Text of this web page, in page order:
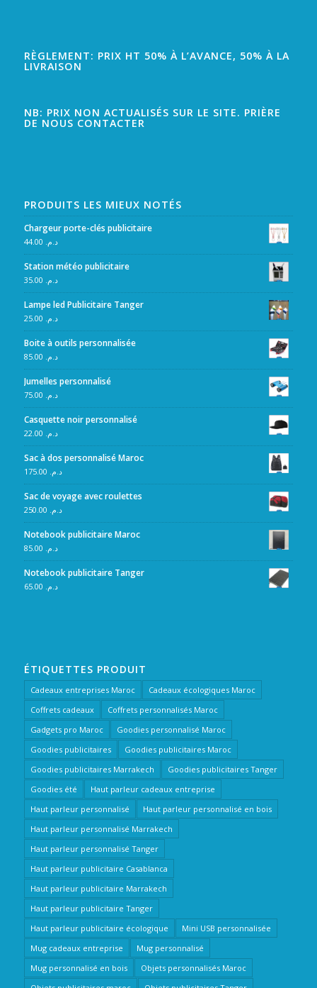
RÈGLEMENT: PRIX HT 50% À L’AVANCE, 50% À LA
LIVRAISON
NB: PRIX NON ACTUALISÉS SUR LE SITE. PRIÈRE
DE NOUS CONTACTER
PRODUITS LES MIEUX NOTÉS
Chargeur porte-clés publicitaire
د.م.
Station météo publicitaire
د.م.
Lampe led Publicitaire Tanger
د.م.
Boite à outils personnalisée
د.م.
Jumelles personnalisé
د.م.
Casquette noir personnalisé
د.م.
Sac à dos personnalisé Maroc
د.م.
Sac de voyage avec roulettes
د.م.
Notebook publicitaire Maroc
د.م.
Notebook publicitaire Tanger
د.م.
ÉTIQUETTES PRODUIT
Cadeaux entreprises Maroc
Cadeaux écologiques Maroc
Coffrets cadeaux
Coffrets personnalisés Maroc
Gadgets pro Maroc
Goodies personnalisé Maroc
Goodies publicitaires
Goodies publicitaires Maroc
Goodies publicitaires Marrakech
Goodies publicitaires Tanger
Goodies été
Haut parleur cadeaux entreprise
Haut parleur personnalisé
Haut parleur personnalisé en bois
Haut parleur personnalisé Marrakech
Haut parleur personnalisé Tanger
Haut parleur publicitaire Casablanca
Haut parleur publicitaire Marrakech
Haut parleur publicitaire Tanger
Haut parleur publicitaire écologique
Mini USB personnalisée
Mug cadeaux entreprise
Mug personnalisé
Mug personnalisé en bois
Objets personnalisés Maroc